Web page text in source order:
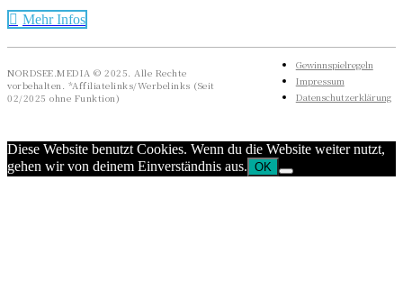
Mehr Infos
NORDSEE.MEDIA © 2025. Alle Rechte
vorbehalten. *Affiliatelinks/Werbelinks (Seit
02/2025 ohne Funktion)
Gewinnspielregeln
Impressum
Datenschutzerklärung
Diese Website benutzt Cookies. Wenn du die Website weiter nutzt,
gehen wir von deinem Einverständnis aus. OK